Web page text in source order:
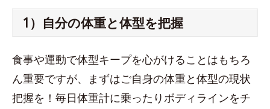
1）自分の体重と体型を把握
食事や運動で体型キープを心がけることはもちろ
ん重要ですが、まずはご自身の体重と体型の現状
把握を！毎日体重計に乗ったりボディラインをチ